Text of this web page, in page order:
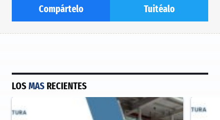
Compártelo Tuitéalo
LOSMAS RECIENTES